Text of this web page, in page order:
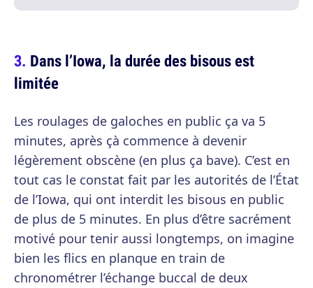
Dans l’Iowa, la durée des bisous est
limitée
Les roulages de galoches en public ça va 5
minutes, après çà commence à devenir
légèrement obscène (en plus ça bave). C’est en
tout cas le constat fait par les autorités de l’État
de l’Iowa, qui ont interdit les bisous en public
de plus de 5 minutes. En plus d’être sacrément
motivé pour tenir aussi longtemps, on imagine
bien les flics en planque en train de
chronométrer l’échange buccal de deux